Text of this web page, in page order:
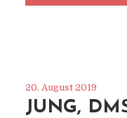
20. August 2019
JUNG,